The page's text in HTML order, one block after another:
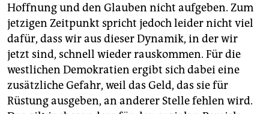
Hoffnung und den Glauben nicht aufgeben. Zum
jetzigen Zeitpunkt spricht jedoch leider nicht viel
dafür, dass wir aus dieser Dynamik, in der wir
jetzt sind, schnell wieder rauskommen. Für die
westlichen Demokratien ergibt sich dabei eine
zusätzliche Gefahr, weil das Geld, das sie für
Rüstung ausgeben, an anderer Stelle fehlen wird.